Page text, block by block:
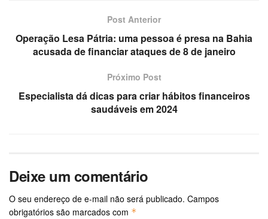
Post Anterior
Operação Lesa Pátria: uma pessoa é presa na Bahia
acusada de financiar ataques de 8 de janeiro
Próximo Post
Especialista dá dicas para criar hábitos financeiros
saudáveis em 2024
Deixe um comentário
O seu endereço de e-mail não será publicado. Campos
obrigatórios são marcados com *